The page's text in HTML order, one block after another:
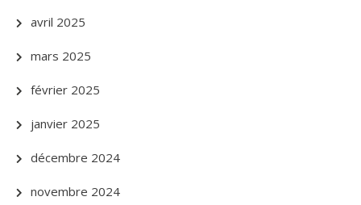
avril 2025
mars 2025
février 2025
janvier 2025
décembre 2024
novembre 2024